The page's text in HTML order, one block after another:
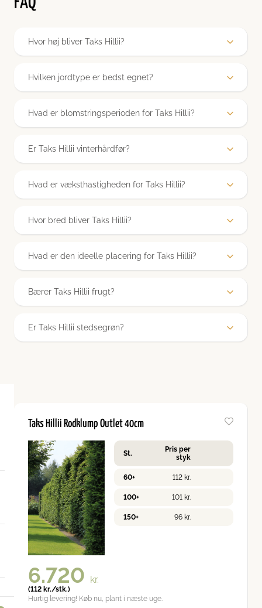
Hvor høj bliver Taks Hillii?
formen.
Hvilken jordtype er bedst egnet?
Hvad er blomstringsperioden for Taks Hillii?
Er Taks Hillii vinterhårdfør?
Hvad er væksthastigheden for Taks Hillii?
Hvor bred bliver Taks Hillii?
Hvad er den ideelle placering for Taks Hillii?
Bærer Taks Hillii frugt?
bløde kogler, der spreder pollen og forsvinder af sig selv efter
Er Taks Hillii stedsegrøn?
Taks Hillii Rodklump Outlet 40cm
St.
Pris per
styk
60+ 112 kr.
100+ 101 kr.
150+ 96 kr.
6.720 kr.
(112 kr./stk.)
Hurtig levering! Køb nu, plant i næste uge.